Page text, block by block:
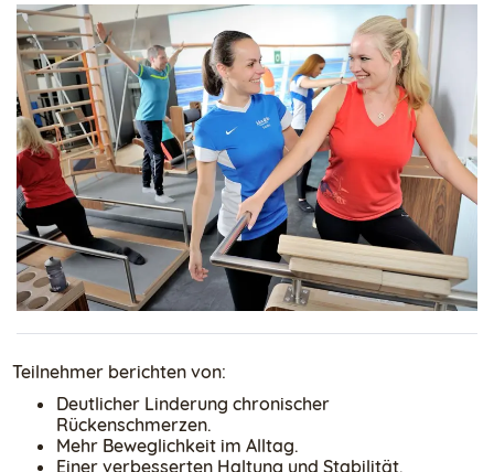
Teilnehmer berichten von:
Deutlicher Linderung chronischer
Rückenschmerzen.
Mehr Beweglichkeit im Alltag.
Einer verbesserten Haltung und Stabilität.